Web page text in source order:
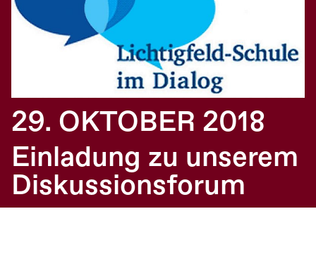
29. OKTOBER 2018
Einladung zu unserem
Diskussionsforum